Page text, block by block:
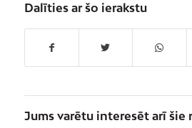
Dalīties ar šo ierakstu
Jums varētu interesēt arī šie